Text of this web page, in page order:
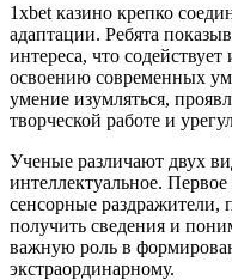
1xbet казино крепко
адаптации. Ребята
интереса, что
освоению современных
умение изумляться,
творческой работе и
Ученые различают двух
интеллектуальное.
сенсорные раздражители,
получить сведения и
важную роль в
экстраординарному.